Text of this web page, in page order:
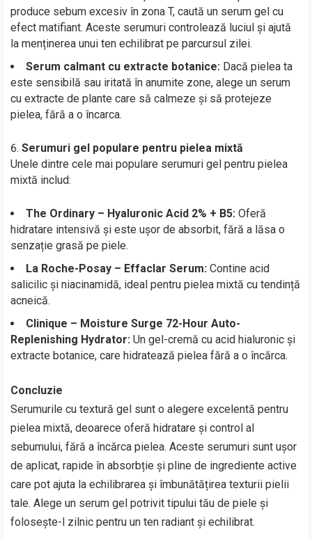
produce sebum excesiv în zona T, caută un serum gel cu
efect matifiant. Aceste serumuri controlează luciul și ajută
la menținerea unui ten echilibrat pe parcursul zilei.
Serum calmant cu extracte botanice: Dacă pielea ta
este sensibilă sau iritată în anumite zone, alege un serum
cu extracte de plante care să calmeze și să protejeze
pielea, fără a o încarca.
Serumuri gel populare pentru pielea mixtă
Unele dintre cele mai populare serumuri gel pentru pielea
mixtă includ:
The Ordinary – Hyaluronic Acid 2% + B5: Oferă
hidratare intensivă și este ușor de absorbit, fără a lăsa o
senzație grasă pe piele.
La Roche-Posay – Effaclar Serum: Contine acid
salicilic și niacinamidă, ideal pentru pielea mixtă cu tendință
acneică.
Clinique – Moisture Surge 72-Hour Auto-
Replenishing Hydrator: Un gel-cremă cu acid hialuronic și
extracte botanice, care hidratează pielea fără a o încărca.
Concluzie
Serumurile cu textură gel sunt o alegere excelentă pentru
pielea mixtă, deoarece oferă hidratare și control al
sebumului, fără a încărca pielea. Aceste serumuri sunt ușor
de aplicat, rapide în absorbție și pline de ingrediente active
care pot ajuta la echilibrarea și îmbunătățirea texturii pielii
tale. Alege un serum gel potrivit tipului tău de piele și
folosește-l zilnic pentru un ten radiant și echilibrat.